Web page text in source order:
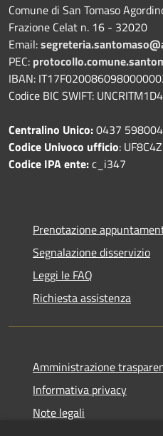
Comune di San Tomaso
Frazione Celat n. 16 - 32020
Email:
PEC:
IBAN:
Codice BIC SWIFT:
Centralino Unico:0437 598004
Codice Univoco ufficio: UF8C4Z
Codice IPA ente:c_i347
Prenotazione
Segnalazione disservizio
Leggi le FAQ
Richiesta assistenza
Amministrazione
Informativa privacy
Note legali